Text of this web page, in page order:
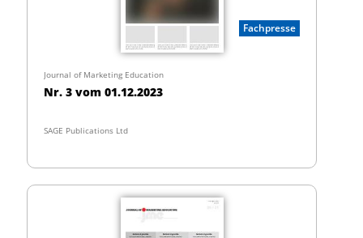
Fachpresse
Journal of Marketing Education
Nr. 3 vom 01.12.2023
SAGE Publications Ltd